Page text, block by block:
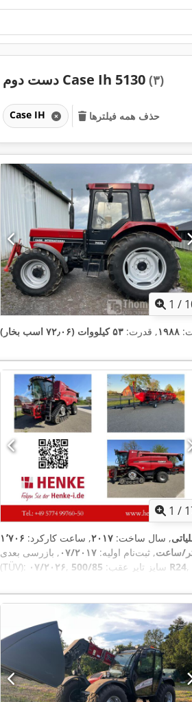
دست دوم Case Ih 5130 (۳)
Case IH حذف همه فیلترها
1 /
۱۹۸۸, قدرت: ۵۳ کیلووات (۷۲٫۰۶ اسب بخار)
1 /
, سال ساخت: ۲۰۱۷, ساعت کارکرد:
, ثبت‌نام اولیه: ۰۷/۲۰۱۷ , بازرسی بعدی
(TÜV): ۰۷/۲۰۲۶ , سایز تایر عقب: 500/85 R24